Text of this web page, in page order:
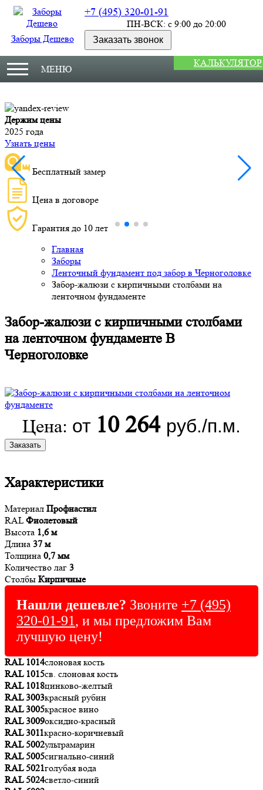
Заборы Дешево
+7 (495) 320-01-91
ПН-ВСК: с 9:00 до 20:00
Заказать звонок
МЕНЮ
КАЛЬКУЛЯТОР
Держим цены
2025 года
Узнать цены
Бесплатный замер
Цена в договоре
Гарантия до 10 лет
Главная
Заборы
Ленточный фундамент под забор в Черноголовке
Забор-жалюзи с кирпичными столбами на
ленточном фундаменте
Забор-жалюзи с кирпичными столбами
на ленточном фундаменте В
Черноголовке
Цена: от 10 264 руб./п.м.
Заказать
Характеристики
Материал Профнастил
RALФиолетовый
Высота 1,6 м
Длина 37 м
Толщина 0,7 мм
Количество лаг 3
Столбы Кирпичные
Нашли дешевле? Звоните +7 (495)
320-01-91, и мы предложим Вам
лучшую цену!
RAL 1014слоновая кость
RAL 1015св. слоновая кость
RAL 1018цинково-желтый
RAL 3003красный рубин
RAL 3005красное вино
RAL 3009оксидно-красный
RAL 3011красно-коричневый
RAL 5002ультрамарин
RAL 5005сигнально-синий
RAL 5021голубая вода
RAL 5024светло-синий